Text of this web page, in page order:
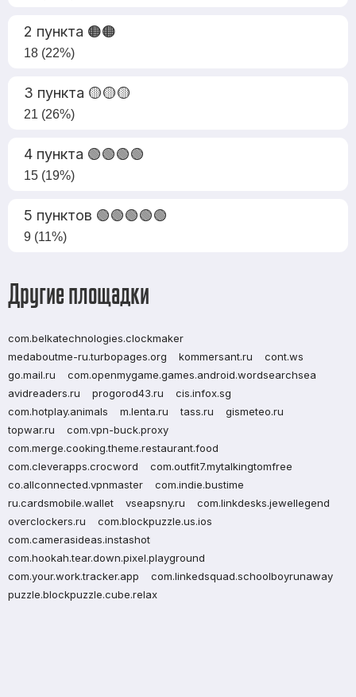
2 пункта 🟠🟠
18 (22%)
3 пункта 🟡🟡🟡
21 (26%)
4 пункта 🟢🟢🟢🟢
15 (19%)
5 пунктов 🟢🟢🟢🟢🟢
9 (11%)
Другие площадки
com.belkatechnologies.clockmaker
medaboutme-ru.turbopages.org
kommersant.ru
cont.ws
go.mail.ru
com.openmygame.games.android.wordsearchsea
avidreaders.ru
progorod43.ru
cis.infox.sg
com.hotplay.animals
m.lenta.ru tass.ru
gismeteo.ru
topwar.ru
com.vpn-buck.proxy
com.merge.cooking.theme.restaurant.food
com.cleverapps.crocword
com.outfit7.mytalkingtomfree
co.allconnected.vpnmaster
com.indie.bustime
ru.cardsmobile.wallet
vseapsny.ru
com.linkdesks.jewellegend
overclockers.ru
com.blockpuzzle.us.ios
com.camerasideas.instashot
com.hookah.tear.down.pixel.playground
com.your.work.tracker.app
com.linkedsquad.schoolboyrunaway
puzzle.blockpuzzle.cube.relax